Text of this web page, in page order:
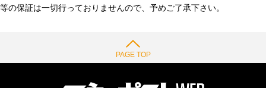
等の保証は一切行っておりませんので、予めご了承下さい。
PAGE TOP